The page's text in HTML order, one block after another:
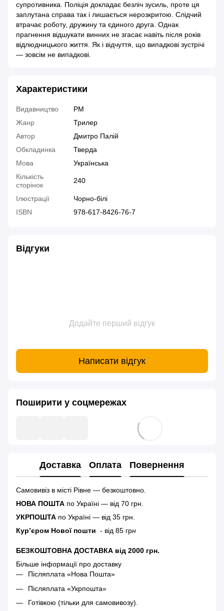
супротивника. Поліція докладає безліч зусиль, проте ця
заплутана справа так і лишається нерозкритою. Слідчий
втрачає роботу, дружину та єдиного друга. Однак
прагнення відшукати винних не згасає навіть після років
відлюдницького життя. Як і відчуття, що випадкові зустрічі
— зовсім не випадкові.
Характеристики
Видавництво
РМ
Жанр
Трилер
Автор
Дмитро Палій
Обкладинка
Тверда
Мова
Українська
Кількість
сторінок
240
Ілюстрації
Чорно-білі
ISBN
978-617-8426-76-7
Відгуки
Додайте перший відгук
Написати відгук
Поширити у соцмережах
Доставка Оплата Повернення
Самовивіз в місті Рівне — безкоштовно.
НОВА ПОШТА по Україні — від 70 грн.
УКРПОШТА по Україні — від 35 грн.
Кур’єром Нової пошти - від 85 грн
БЕЗКОШТОВНА ДОСТАВКА від 2000 грн.
Більше інформації про доставку
Післяплата «Нова Пошта»
Післяплата «Укрпошта»
Готівкою (тільки для самовивозу).